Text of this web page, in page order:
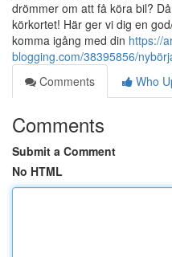
drömmer om att få köra bil?
körkortet! Här ger vi dig en
komma igång med din https://
blogging.com/38395856/
Comments
Who
Comments
Submit a Comment
No HTML